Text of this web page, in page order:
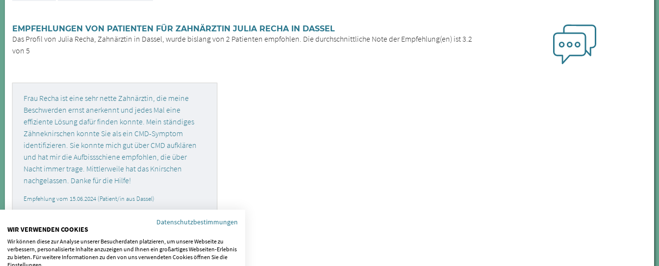
EMPFEHLUNGEN VON PATIENTEN FÜR ZAHNÄRZTIN JULIA RECHA IN DASSEL
Das Profil von Julia Recha, Zahnärztin in Dassel, wurde bislang von 2 Patienten empfohlen. Die durchschnittliche Note der Empfehlung(en) ist 3.2
von 5
Frau Recha ist eine sehr nette Zahnärztin, die meine
Beschwerden ernst anerkennt und jedes Mal eine
effiziente Lösung dafür finden konnte. Mein ständiges
Zähneknirschen konnte Sie als ein CMD-Symptom
identifizieren. Sie konnte mich gut über CMD aufklären
und hat mir die Aufbissschiene empfohlen, die über
Nacht immer trage. Mittlerweile hat das Knirschen
nachgelassen. Danke für die Hilfe!
Empfehlung vom 15.06.2024 (Patient/in aus Dassel)
Sehr professionelle Hilfe! Ich hatte Beschwerden mit
nächtlichem Kieferknacken und sie konnte mich an
Datenschutzbestimmungen
WIR VERWENDEN COOKIES
Wir können diese zur Analyse unserer Besucherdaten platzieren, um unsere Webseite zu
verbessern, personalisierte Inhalte anzuzeigen und Ihnen ein großartiges Webseiten-Erlebnis
zu bieten. Für weitere Informationen zu den von uns verwendeten Cookies öffnen Sie die